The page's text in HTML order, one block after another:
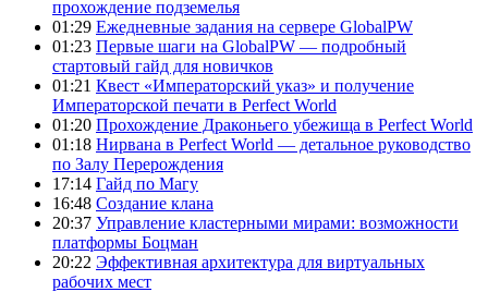
прохождение подземелья
01:29 Ежедневные задания на сервере GlobalPW
01:23 Первые шаги на GlobalPW — подробный
стартовый гайд для новичков
01:21 Квест «Императорский указ» и получение
Императорской печати в Perfect World
01:20 Прохождение Драконьего убежища в Perfect World
01:18 Нирвана в Perfect World — детальное руководство
по Залу Перерождения
17:14 Гайд по Магу
16:48 Создание клана
20:37 Управление кластерными мирами: возможности
платформы Боцман
20:22 Эффективная архитектура для виртуальных
рабочих мест